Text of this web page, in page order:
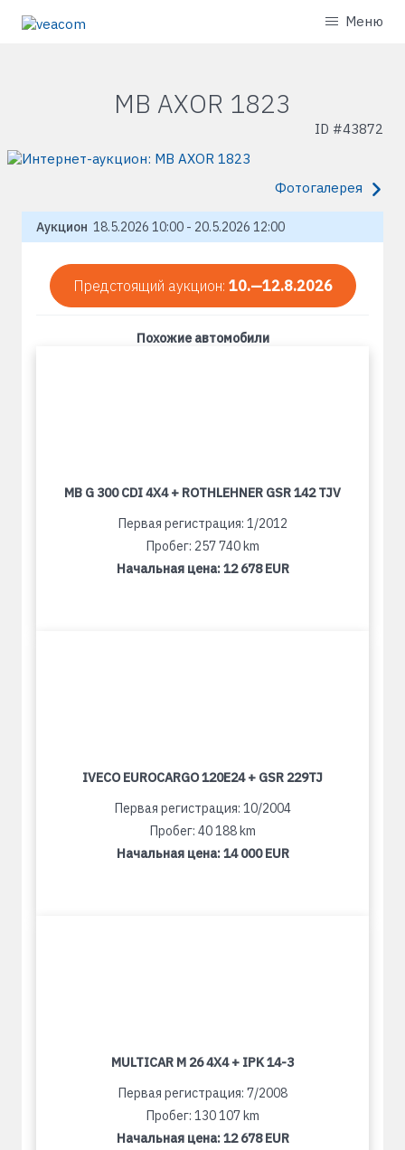
Меню
MB AXOR 1823
ID #43872
Фотогалерея
Аукцион 18.5.2026 10:00 - 20.5.2026 12:00
Предстоящий аукцион: 10.—12.8.2026
Похожие автомобили
MB G 300 CDI 4X4 + ROTHLEHNER GSR 142 TJV
Первая регистрация: 1/2012
Пробег: 257 740 km
Начальная цена:12 678 EUR
IVECO EUROCARGO 120E24 + GSR 229TJ
Первая регистрация: 10/2004
Пробег: 40 188 km
Начальная цена:14 000 EUR
MULTICAR M 26 4X4 + IPK 14-3
Первая регистрация: 7/2008
Пробег: 130 107 km
Начальная цена:12 678 EUR